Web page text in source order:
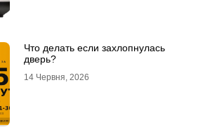
Что делать если захлопнулась
дверь?
14 Червня, 2026